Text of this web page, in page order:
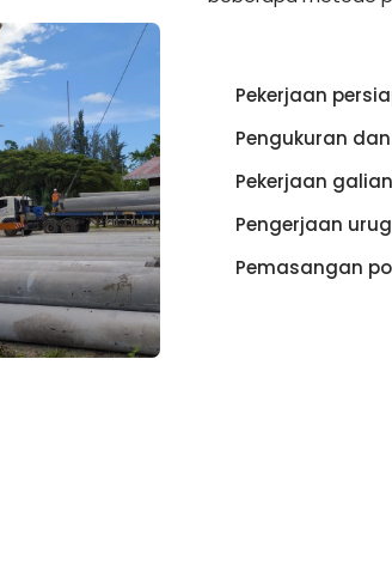
Pekerjaan
Pengukuran
Pekerjaan galian
Pengerjaan
Pemasangan